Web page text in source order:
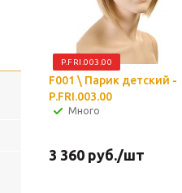
P.FRI.003.00
F001 \ Парик детский -
P.FRI.003.00
Много
3 360 руб./шт